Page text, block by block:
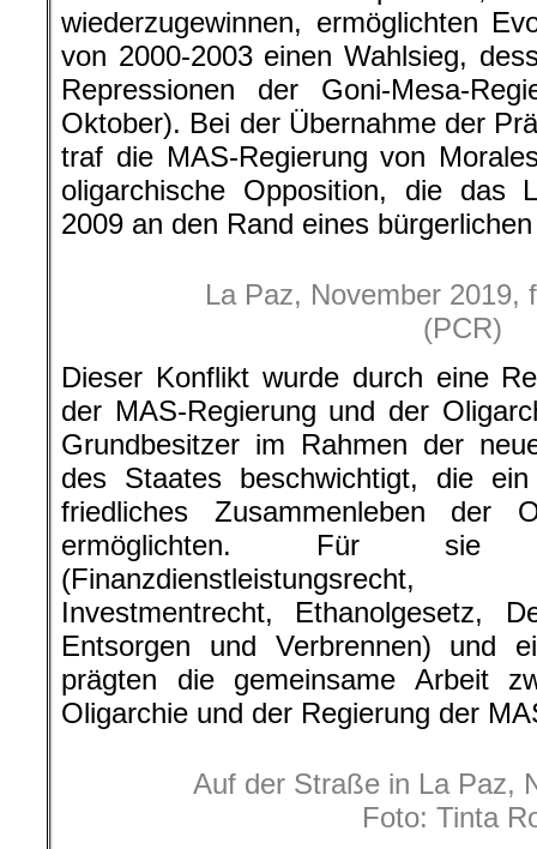
wiederzugewinnen, ermöglichten
von 2000-2003 einen Wahlsieg,
Repressionen der Goni-Mesa-
Oktober). Bei der Übernahme der
traf die MAS-Regierung von
oligarchische Opposition, die das
2009 an den Rand eines
La Paz, November 2019,
(PCR)
Dieser Konflikt wurde durch eine
der MAS-Regierung und der
Grundbesitzer im Rahmen der
des Staates beschwichtigt, die
friedliches Zusammenleben der
ermöglichten. Für sie
Investmentrecht, Ethanolgesetz,
Entsorgen und Verbrennen) und
prägten die gemeinsame Arbeit
Oligarchie und der Regierung der
Auf der Straße in La Paz,
Foto: Tinta